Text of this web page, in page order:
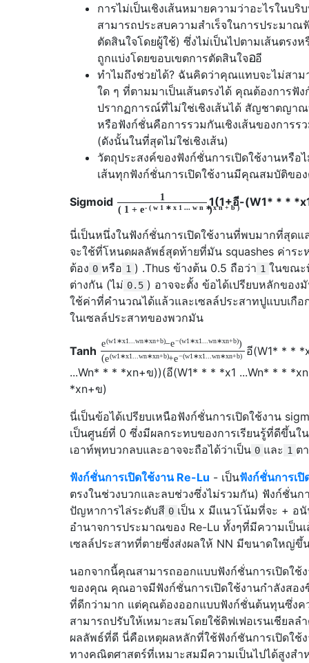
การไม่เป็นเชิงเส้นหมายความว่าอะไรในบ
สามารถประสบความสำเร็จในการประมา
ตัดสินใจโดยผู้ใช้) ซึ่งไม่เป็นไปตามเส้นตร
ถูกแบ่งโดยขอบเขตการตัดสินใจอีอี
ทำไมถึงช่วยได้? ฉันคิดว่าคุณแทบจะไม่สา
ใด ๆ ที่ตามมาเป็นเส้นตรงได้ คุณต้องการฟั
ปรากฏการณ์ที่ไม่ใช่เชิงเส้นได้ สัญชาตญาณ
หรือฟังก์ชั่นคือการรวมกันเชิงเส้นของกา
(ดังนั้นในที่สุดไม่ใช่เชิงเส้น)
วัตถุประสงค์ของฟังก์ชั่นการเปิดใช้งานหรือ
เส้นทุกฟังก์ชั่นการเปิดใช้งานมีคุณสมบัติของ
Sigmoid
1
( 1+e- ( w 1 ∗ x 1 ... w n ∗xn+ b)
)
1(1+อี-(W1* * * *x
นี่เป็นหนึ่งในฟังก์ชั่นการเปิดใช้งานที่พบมากที่สุด
จะใช้ที่โหนดผลลัพธ์สุดท้ายที่มัน squashes ค่าระ
ต้อง 0 หรือ 1 ) .Thus ข้างต้น 0.5 ถือว่า 1 ในขณะ
ต่างกัน (ไม่ 0.5 ) อาจจะตั้ง ข้อได้เปรียบหลักของ
ใช้ค่าที่คำนวณได้แล้วและเซลล์ประสาทปูแบบเกื
ในเซลล์ประสาทของพวกมัน
Tanh e(w1 ∗x1... wn∗xn+b)−e−(w1 ∗x1... wn∗xn+b))
(e(w1∗x1...wn∗xn+b)+e−(w1∗x1...wn∗xn+b) อี(W1* * * *
...Wn* * * *xn+ข))(อี(W1* * * *x1 ...Wn* * * *xn
*xn+ข)
นี่เป็นข้อได้เปรียบเหนือฟังก์ชั่นการเปิดใช้งาน
เป็นศูนย์ที่ 0 ซึ่งมีผลกระทบของการเรียนรู้ที่ดีขึ้นใ
เอาท์พุทบวกลบและอาจจะถือได้ว่าเป็น 0 และ 1 ต
ฟังก์ชั่นการเปิดใช้งาน Re-Lu - เป็นฟังก์ชั่นการเปิ
ตรงในช่วงบวกและลบช่วงซึ่งไม่รวมกัน) ฟังก์ชั่นก
ปัญหาการไล่ระดับสี 0 เป็น x มีแนวโน้มที่จะ +
อำนาจการประมาณของ Re-Lu ทั้งๆที่มีความเป็น
เซลล์ประสาทที่ตายซึ่งส่งผลให้ NN มีขนาดใหญ่ขึ้
นอกจากนี้คุณสามารถออกแบบฟังก์ชั่นการเปิดใช้
ของคุณ คุณอาจมีฟังก์ชั่นการเปิดใช้งานกำลังสอ
ที่ดีกว่ามาก แต่คุณต้องออกแบบฟังก์ชั่นต้นทุนซึ่ง
สามารถปรับให้เหมาะสมโดยใช้ดิฟเฟอเรนเชียล
ผลลัพธ์ที่ดี นี่คือเหตุผลหลักที่ใช้ฟังก์ชันการเปิดใช้
ทางคณิตศาสตร์ที่เหมาะสมมีความเป็นไปได้สูงส